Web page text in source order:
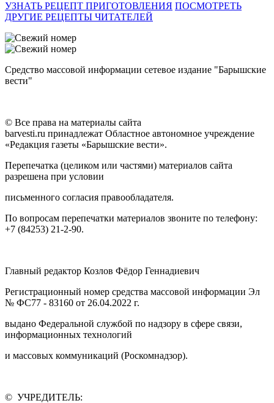
УЗНАТЬ РЕЦЕПТ ПРИГОТОВЛЕНИЯ ПОСМОТРЕТЬ
ДРУГИЕ РЕЦЕПТЫ ЧИТАТЕЛЕЙ
Средство массовой информации сетевое издание "Барышские
вести"
© Все права на материалы сайта
barvesti.ru принадлежат Областное автономное учреждение
«Редакция газеты «Барышские вести».
Перепечатка (целиком или частями) материалов сайта
разрешена при условии
письменного согласия правообладателя.
По вопросам перепечатки материалов звоните по телефону:
+7 (84253) 21-2-90.
Главный редактор Козлов Фёдор Геннадиевич
Регистрационный номер средства массовой информации Эл
№ ФС77 - 83160 от 26.04.2022 г.
выдано Федеральной службой по надзору в сфере связи,
информационных технологий
и массовых коммуникаций (Роскомнадзор).
© УЧРЕДИТЕЛЬ: